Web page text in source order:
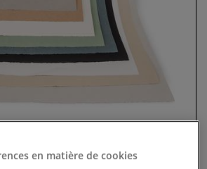
en matière de cookies